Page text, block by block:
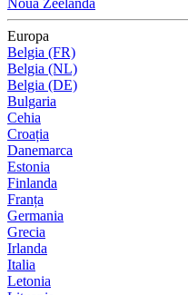
Europa
Belgia (FR)
Belgia (NL)
Belgia (DE)
Bulgaria
Cehia
Croația
Danemarca
Estonia
Finlanda
Franța
Germania
Grecia
Irlanda
Italia
Letonia